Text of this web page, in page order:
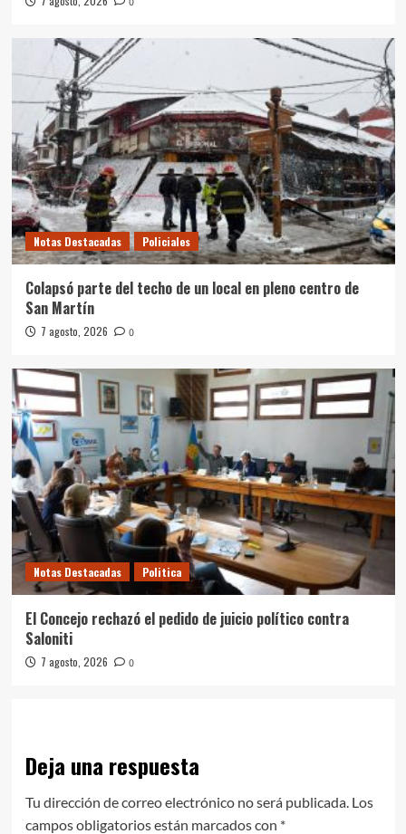
Notas Destacadas Policiales
Colapsó parte del techo de un local en pleno centro de
San Martín
7 agosto, 2026 0
Notas Destacadas Politica
El Concejo rechazó el pedido de juicio político contra
Saloniti
7 agosto, 2026 0
Deja una respuesta
Tu dirección de correo electrónico no será publicada. Los
campos obligatorios están marcados con *